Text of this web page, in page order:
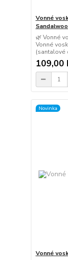
Vonné
🌿 Vonné
Vonné
(santalové
109,00
Novinka
Vonné